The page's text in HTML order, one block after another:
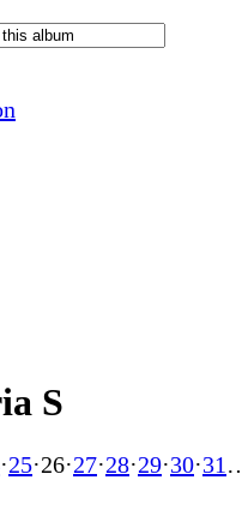
S
·25·26·27·28·29·30·31